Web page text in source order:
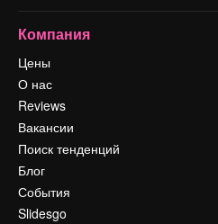
Компания
Цены
О нас
Reviews
Вакансии
Поиск тенденций
Блог
События
Slidesgo